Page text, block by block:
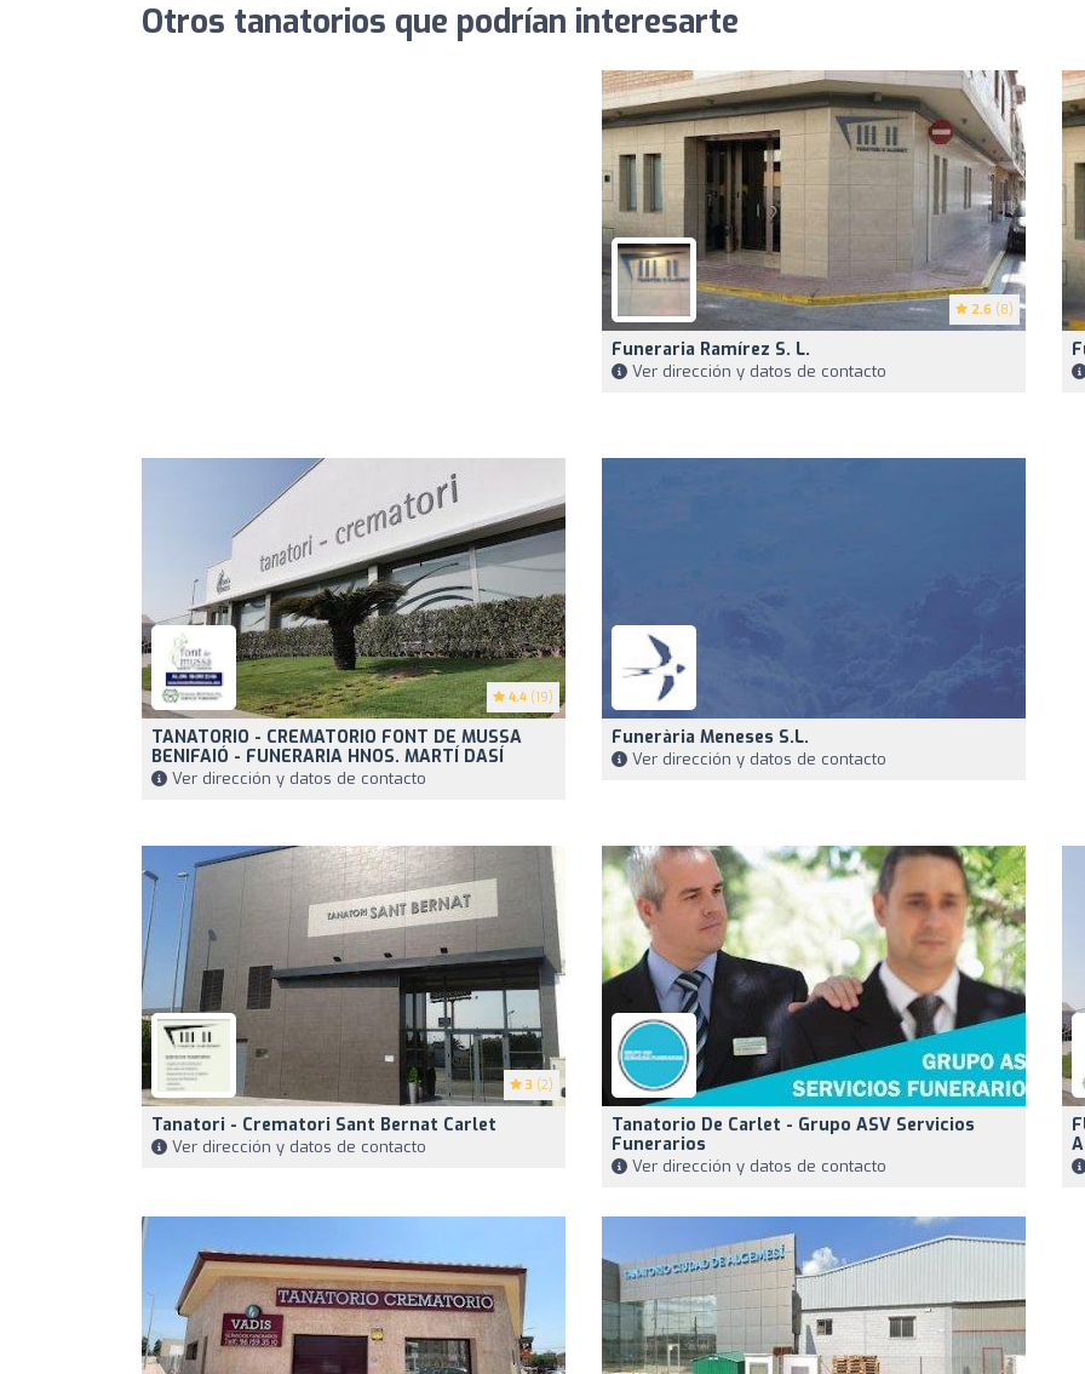
Otros tanatorios que podrían interesarte
2.6 (8)
Funeraria Ramírez S. L.
Ver dirección y datos de contacto
4.4 (19)
TANATORIO - CREMATORIO FONT DE MUSSA
BENIFAIÓ - FUNERARIA HNOS. MARTÍ DASÍ
Ver dirección y datos de contacto
Funerària Meneses S.L.
Ver dirección y datos de contacto
3 (2)
Tanatori - Crematori Sant Bernat Carlet
Ver dirección y datos de contacto
Tanatorio De Carlet - Grupo ASV Servicios
Funerarios
Ver dirección y datos de contacto